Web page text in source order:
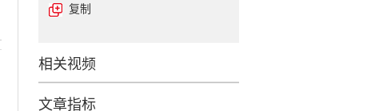
复制
相关视频
文章指标